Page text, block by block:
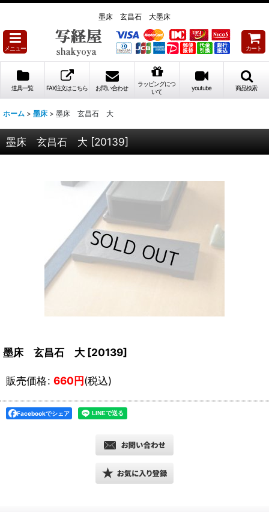
墨床 玄昌石 大墨床
メニュー カート
道具一覧 FAX注文はこちら お問い合わせ
ラッピングにつ
いて
youtube 商品検索
ホーム > 墨床 > 墨床 玄昌石 大
墨床 玄昌石 大 [20139]
墨床 玄昌石 大 [20139]
販売価格: 660円(税込)
Facebookでシェア